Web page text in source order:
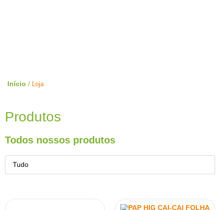
Início / Loja
Produtos
Todos nossos produtos
Tudo